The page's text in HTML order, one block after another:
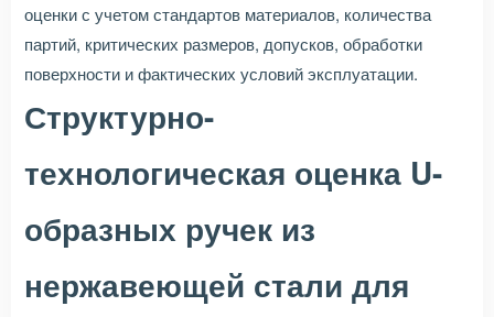
оценки с учетом стандартов материалов, количества
партий, критических размеров, допусков, обработки
поверхности и фактических условий эксплуатации.
Структурно-
технологическая оценка U-
образных ручек из
нержавеющей стали для